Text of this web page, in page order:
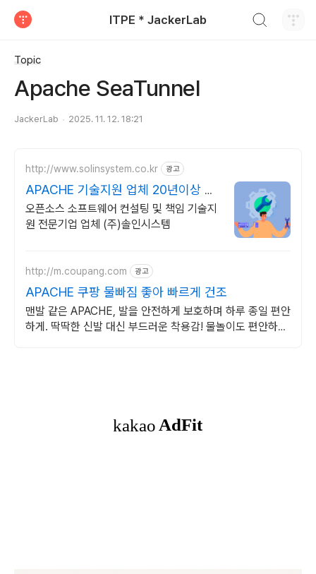
ITPE * JackerLab
Topic
Apache SeaTunnel
JackerLab 2025. 11. 12. 18:21
http://www.solinsystem.co.kr 광고
APACHE 기술지원 업체 20년이상 기
술지원 노하우
오픈소스 소프트웨어 컨설팅 및 책임 기술지
원 전문기업 업체 (주)솔인시스템
http://m.coupang.com 광고
APACHE 쿠팡 물빠짐 좋아 빠르게 건조
맨발 같은 APACHE, 발을 안전하게 보호하며 하루 종일 편안
하게. 딱딱한 신발 대신 부드러운 착용감! 물놀이도 편안하게